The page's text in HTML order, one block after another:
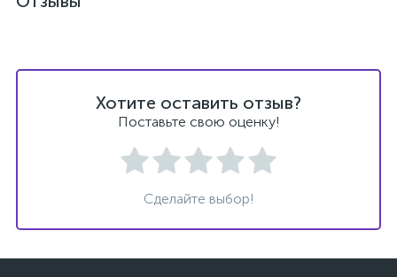
Хотите оставить отзыв?
Поставьте свою оценку!
Сделайте выбор!